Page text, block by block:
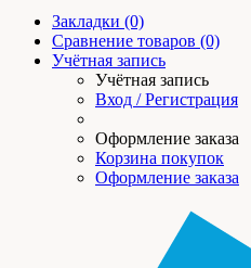
Закладки (0)
Сравнение товаров (0)
Учётная запись
Учётная запись
Вход / Регистрация
Оформление заказа
Корзина покупок
Оформление заказа